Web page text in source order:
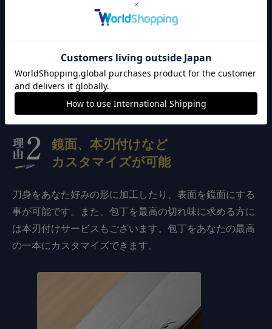
鏡面、本刃付けなど
カスタマイズが可能
刀身をあなた好みの形に加工したり、表面を鏡面にする
事が可能です。また、包丁を最高の切れ味に求める方に
は本刃付けサービスもございます。包丁をあなたの最高
の一本にカスタマイズできます。